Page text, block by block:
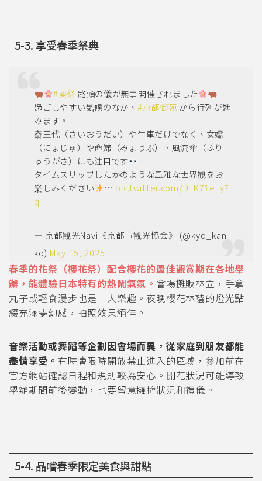
5-3. 享受春季祭典
#葵祭 路頭の儀が無事開催されました
過ごしやすい気候のなか、 #京都御苑 から行列が進
みます。
斎王代（さいおうだい）や牛車だけでなく、女嬬
（にょじゅ）や命婦（みょうぶ）、風流傘（ふり
ゅうがさ）にも注目です
タイムスリップしたかのような風雅な世界観をお
楽しみください
… pic.twitter.com/DEK71eFy7
q
— 京都観光Navi《京都市観光協会》 (@kyo_kan
ko) May 15, 2025
春季的花祭（櫻花祭）配合櫻花的最佳觀賞期在各地舉
辦，能體驗日本特有的熱鬧氣氛。 會場攤販林立，手拿
丸子或輕食漫步也是一大樂趣。夜晚櫻花林蔭的燈光點
綴充滿夢幻感，拍照效果絕佳。
音樂活動或舞蹈等企劃因會場而異，從家庭到朋友都能
盡情享受。 有時會限時開放禁止進入的區域，參加前在
官方網站確認日程和規則較為安心。開花狀況可能導致
舉辦期間前後變動，也要留意擁擠狀況和禮儀。
5-4. 品嚐春季限定美食與甜點